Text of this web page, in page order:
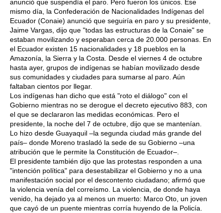
anunció que suspendía el paro. Pero fueron los únicos. Ese
mismo día, la Confederación de Nacionalidades Indígenas del
Ecuador (Conaie) anunció que seguiría en paro y su presidente,
Jaime Vargas, dijo que "todas las estructuras de la Conaie" se
estaban movilizando y esperaban cerca de 20.000 personas. En
el Ecuador existen 15 nacionalidades y 18 pueblos en la
Amazonía, la Sierra y la Costa. Desde el viernes 4 de octubre
hasta ayer, grupos de indígenas se habían movilizado desde
sus comunidades y ciudades para sumarse al paro. Aún
faltaban cientos por llegar.
Los indígenas han dicho que está "roto el diálogo" con el
Gobierno mientras no se derogue el decreto ejecutivo 883, con
el que se declararon las medidas económicas. Pero el
presidente, la noche del 7 de octubre, dijo que se mantenían.
Lo hizo desde Guayaquil –la segunda ciudad más grande del
país– donde Moreno trasladó la sede de su Gobierno –una
atribución que le permite la Constitución de Ecuador–.
El presidente también dijo que las protestas responden a una
"intención política" para desestabilizar el Gobierno y no a una
manifestación social por el descontento ciudadano; afirmó que
la violencia venía del correísmo. La violencia, de donde haya
venido, ha dejado ya al menos un muerto: Marco Oto, un joven
que cayó de un puente mientras corría huyendo de la Policía.